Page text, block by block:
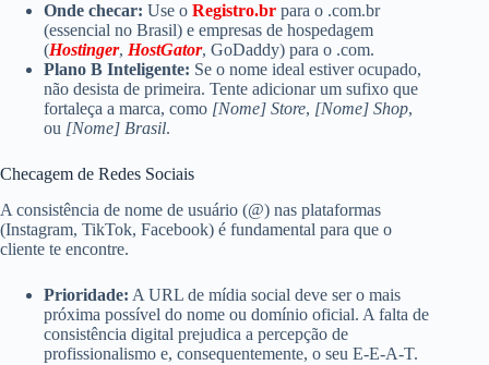
Onde checar: Use o Registro.br para o .com.br
(essencial no Brasil) e empresas de hospedagem
(Hostinger, HostGator, GoDaddy) para o .com.
Plano B Inteligente: Se o nome ideal estiver ocupado,
não desista de primeira. Tente adicionar um sufixo que
fortaleça a marca, como [Nome] Store, [Nome] Shop,
ou [Nome] Brasil.
Checagem de Redes Sociais
A consistência de nome de usuário (@) nas plataformas
(Instagram, TikTok, Facebook) é fundamental para que o
cliente te encontre.
Prioridade: A URL de mídia social deve ser o mais
próxima possível do nome ou domínio oficial. A falta de
consistência digital prejudica a percepção de
profissionalismo e, consequentemente, o seu E-E-A-T.